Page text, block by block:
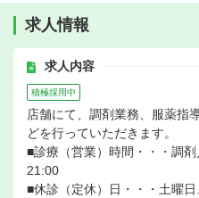
求人情報
求人内容
積極採用中
店舗にて、調剤業務、服薬指
どを行っていただきます。
■診療（営業）時間・・・調
21:00
■休診（定休）日・・・土曜